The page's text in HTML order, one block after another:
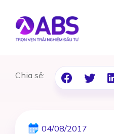
Chia sẻ:
04/08/2017